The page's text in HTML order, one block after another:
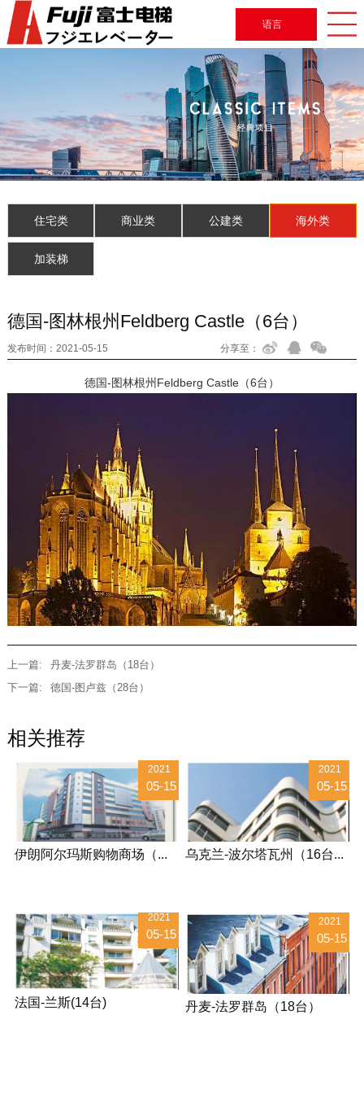
语言
住宅类 商业类 公建类 海外类
加装梯
德国-图林根州Feldberg Castle（6台）
发布时间： 2021-05-15 分享至：
德国-图林根州Feldberg Castle（6台）
上一篇:
丹麦-法罗群岛（18台）
下一篇:
德国-图卢兹（28台）
相关推荐
2021
05-15
伊朗阿尔玛斯购物商场（...
2021
05-15
乌克兰-波尔塔瓦州（16台...
2021
05-15
法国-兰斯(14台)
2021
05-15
丹麦-法罗群岛（18台）